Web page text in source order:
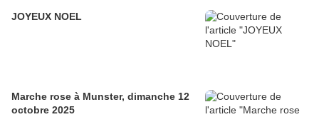
JOYEUX NOEL
Marche rose à Munster, dimanche 12
octobre 2025